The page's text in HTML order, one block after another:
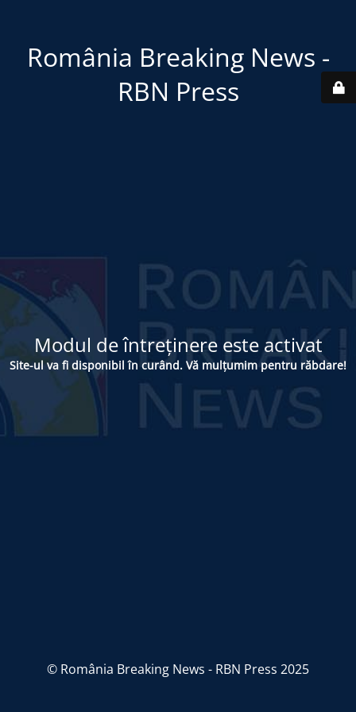
România Breaking News -
RBN Press
Modul de întreținere este activat
Site-ul va fi disponibil în curând. Vă mulțumim pentru răbdare!
© România Breaking News - RBN Press 2025